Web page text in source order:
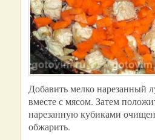
Добавить мелко нарезанный
вместе с мясом. Затем
нарезанную кубиками
обжарить.